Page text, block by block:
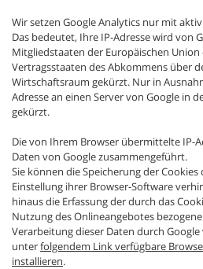
Wir setzen Google Analytics nur mit
Das bedeutet, Ihre IP-Adresse wird von
Mitgliedstaaten der Europäischen
Vertragsstaaten des Abkommens über
Wirtschaftsraum gekürzt. Nur in
Adresse an einen Server von Google in
gekürzt.
Die von Ihrem Browser übermittelte IP-
Daten von Google zusammengeführt.
Sie können die Speicherung der
Einstellung ihrer Browser-Software
hinaus die Erfassung der durch das
Nutzung des Onlineangebotes
Verarbeitung dieser Daten durch
unterfolgendem Link verfügbare
installieren.